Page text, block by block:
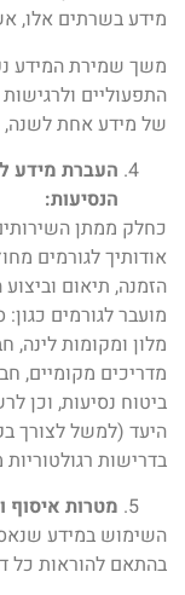
מידע בשרתים אלו,
משך שמירת המידע
התפעוליים
של מידע אחת לשנה,
העברת מידע
הנסיעות:
כחלק ממתן
אודותיך לגורמים
הזמנה, תיאום
מועבר לגורמים
מלון ומקומות לינה,
מדריכים מקומיים,
ביטוח נסיעות, וכן
היעד (למשל לצורך
בדרישות
מטרות איסוף
השימוש במידע
בהתאם להוראות כל